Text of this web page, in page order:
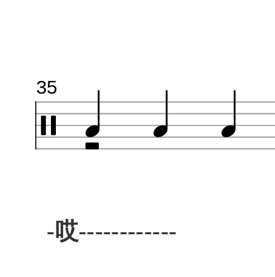
-哎------------
35